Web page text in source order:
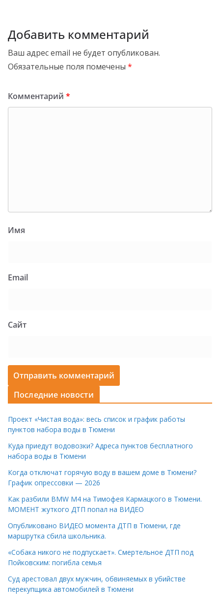
Добавить комментарий
Ваш адрес email не будет опубликован.
Обязательные поля помечены *
Комментарий *
Имя
Email
Сайт
Последние новости
Проект «Чистая вода»: весь список и график работы
пунктов набора воды в Тюмени
Куда приедут водовозки? Адреса пунктов бесплатного
набора воды в Тюмени
Когда отключат горячую воду в вашем доме в Тюмени?
График опрессовки — 2026
Как разбили BMW M4 на Тимофея Кармацкого в Тюмени.
МОМЕНТ жуткого ДТП попал на ВИДЕО
Опубликовано ВИДЕО момента ДТП в Тюмени, где
маршрутка сбила школьника.
«Собака никого не подпускает». Смертельное ДТП под
Пойковским: погибла семья
Суд арестовал двух мужчин, обвиняемых в убийстве
перекупщика автомобилей в Тюмени